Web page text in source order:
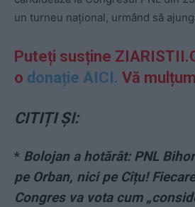
un turneu național, urmând să
Puteți susține
o donație AICI. Vă
CITIȚI ȘI:
* Bolojan a hotărât: PNL
pe Orban, nici pe Cîțu!
Congres va vota cum